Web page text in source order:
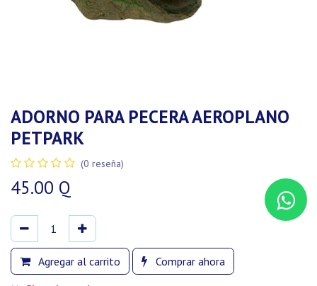
ADORNO PARA PECERA AEROPLANO
PETPARK
(0 reseña)
45.00 Q
Agregar al carrito
Comprar ahora